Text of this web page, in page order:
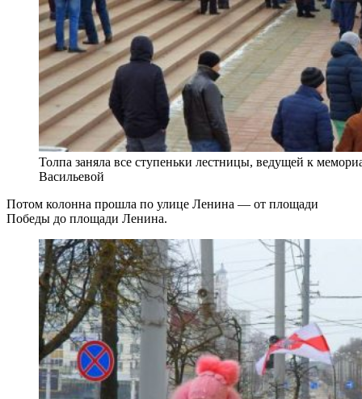
Толпа заняла все ступеньки лестницы, ведущей к
Васильевой
Потом колонна прошла по улице Ленина — от площади
Победы до площади Ленина.